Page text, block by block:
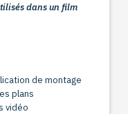
dans un film
de montage
plans
vidéo